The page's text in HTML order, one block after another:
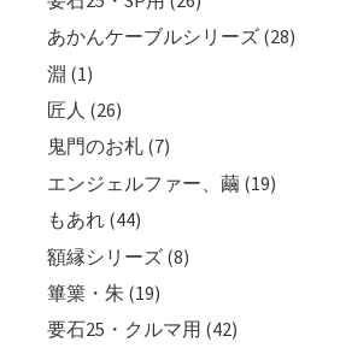
あかんケーブルシリーズ (28)
淵 (1)
匠人 (26)
鬼門のお札 (7)
エンジェルファー、繭 (19)
もあれ (44)
額縁シリーズ (8)
篳篥・朱 (19)
要石25・クルマ用 (42)